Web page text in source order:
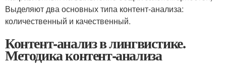
Выделяют два основных типа контент-анализа:
количественный и качественный.
Контент-анализ в лингвистике.
Методика контент-анализа